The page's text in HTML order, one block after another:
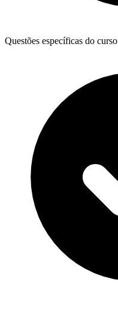
Questões específicas do curso